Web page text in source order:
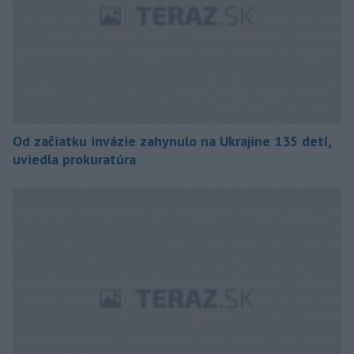
Od začiatku invázie zahynulo na Ukrajine 135 detí,
uviedla prokuratúra